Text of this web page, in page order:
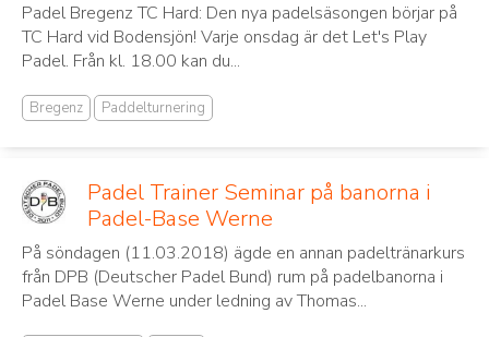
Padel Bregenz TC Hard: Den nya padelsäsongen börjar på
TC Hard vid Bodensjön! Varje onsdag är det Let's Play
Padel. Från kl. 18.00 kan du...
Bregenz Paddelturnering
Padel Trainer Seminar på banorna i
Padel-Base Werne
På söndagen (11.03.2018) ägde en annan padeltränarkurs
från DPB (Deutscher Padel Bund) rum på padelbanorna i
Padel Base Werne under ledning av Thomas...